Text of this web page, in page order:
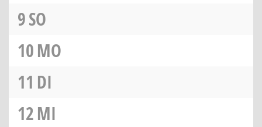
9SO
10MO
11 DI
12MI